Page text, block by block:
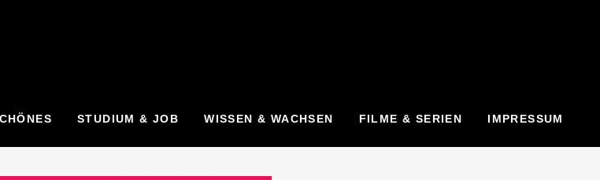
STUDIUM & JOB WISSEN & WACHSEN FILME & SERIEN IMPRESSUM